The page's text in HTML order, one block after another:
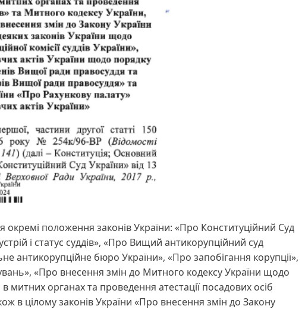
положення законів України: «Про Конституційний Суд
і статус суддів», «Про Вищий антикорупційний суд
антикорупційне бюро України», «Про запобігання корупції»,
«Про внесення змін до Митного кодексу України щодо
органах та проведення атестації посадових осіб
в цілому законів України «Про внесення змін до Закону